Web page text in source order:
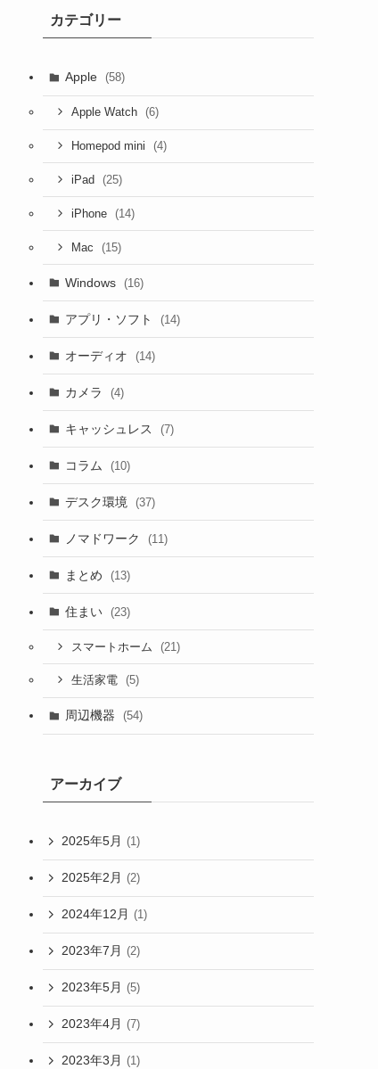
カテゴリー
Apple (58)
Apple Watch (6)
Homepod mini (4)
iPad (25)
iPhone (14)
Mac (15)
Windows (16)
アプリ・ソフト (14)
オーディオ (14)
カメラ (4)
キャッシュレス (7)
コラム (10)
デスク環境 (37)
ノマドワーク (11)
まとめ (13)
住まい (23)
スマートホーム (21)
生活家電 (5)
周辺機器 (54)
アーカイブ
2025年5月 (1)
2025年2月 (2)
2024年12月 (1)
2023年7月 (2)
2023年5月 (5)
2023年4月 (7)
2023年3月 (1)